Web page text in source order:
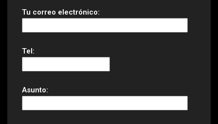
Tu correo electrónico:
Tel:
Asunto: